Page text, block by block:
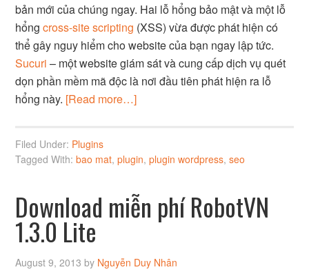
bản mới của chúng ngay. Hai lỗ hổng bảo mật và một lỗ
hổngcross-site scripting (XSS) vừa được phát hiện có
thể gây nguy hiểm cho website của bạn ngay lập tức.
Sucuri – một website giám sát và cung cấp dịch vụ quét
dọn phần mềm mã độc là nơi đầu tiên phát hiện ra lỗ
hổng này. [Read more…]
Filed Under: Plugins
Tagged With:bao mat,plugin,plugin wordpress,seo
Download miễn phí RobotVN
1.3.0 Lite
August 9, 2013 by Nguyễn Duy Nhân